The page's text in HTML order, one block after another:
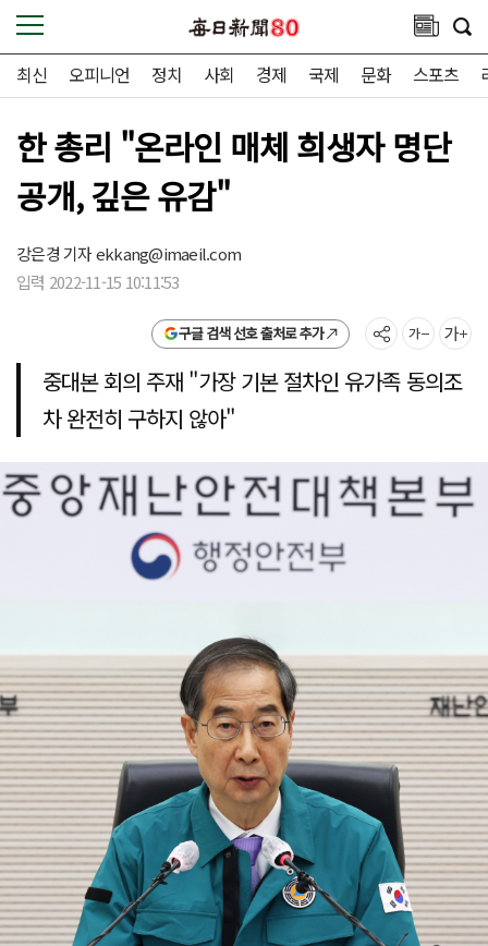
최신 오피니언 정치 사회 경제 국제 문화 스포츠
한 총리 "온라인 매체 희생자 명단
공개, 깊은 유감"
강은경 기자ekkang@imaeil.com
입력 2022-11-15 10:11:53
구글 검색 선호 출처로 추가
중대본 회의 주재 "가장 기본 절차인 유가족 동의조
차 완전히 구하지 않아"